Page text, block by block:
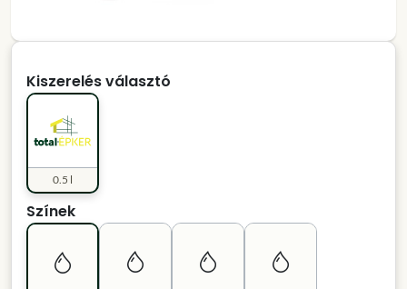
Kiszerelés választó
0.5 l
Színek